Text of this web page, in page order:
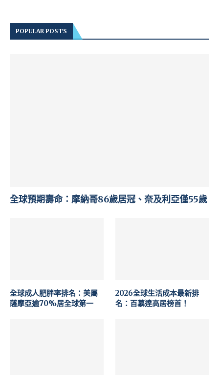
POPULAR POSTS
全球預期壽命：摩納哥86歲居冠、奈及利亞僅55歲
全球成人肥胖率排名：美屬
薩摩亞逾70%居全球第一
2026全球生活成本最新排
名：百慕達高居榜首！